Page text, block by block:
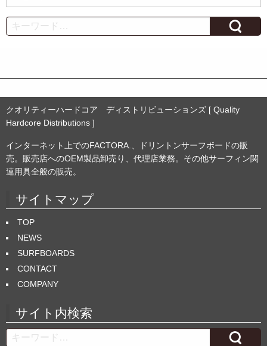
ー
カ
イ
Search
クオリティーハードコア ディストリビューションズ [ Quality
Hardcore Distributions ]
インターネット上でのFACTORA.、ドリントンサーフボードの販
売。販売店へのOEM製品卸売り、代理店業務。その他サーフィン関
連用具全般の販売。
サイトマップ
TOP
NEWS
SURFBOARDS
CONTACT
COMPANY
サイト内検索
Search